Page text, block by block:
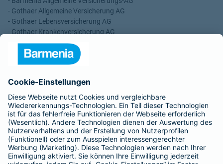
- Gothaer Allgemeine Versicherung AG
- Gothaer Lebensversicherung AG
- Gothaer Krankenversicherung AG
- ROLAND Rechtsschutz-Versicherungs-AG
- ROLAND Schutzbrief-Versicherung AG
Vergütungen, die in der zu entrichtenden Versicherungsprämie
enthalten sind.
Schlichtungsstellen
Für Lebens- und Sachversicherungen:
Verein Versicherungsombudsmann eV,
Postfach 080632, 10006 Berlin